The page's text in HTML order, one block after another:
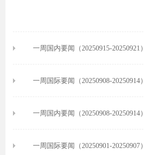
一周国内要闻（20250915-20250921）
一周国际要闻（20250908-20250914）
一周国内要闻（20250908-20250914）
一周国际要闻（20250901-20250907）